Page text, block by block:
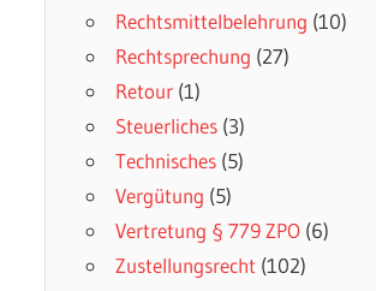
Rechtsmittelbelehrung (10)
Rechtsprechung (27)
Retour(1)
Steuerliches(3)
Technisches(5)
Vergütung (5)
Vertretung § 779 ZPO(6)
Zustellungsrecht (102)